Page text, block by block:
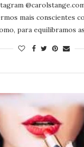
@
mais conscientes
para equilibramos